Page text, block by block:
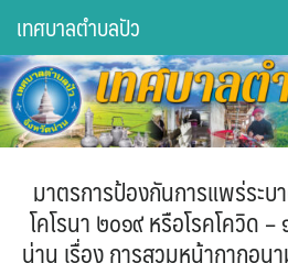
content
DWQA Ask Question
DWQA Questions
กองการศึกษา
เทศบาลตำบลปัว
มาตรการป้องกันการแพร่ระบ
โคโรนา ๒๐๑๙ หรือโรคโควิด
น่าน เรื่อง การสวมหน้ากากอน